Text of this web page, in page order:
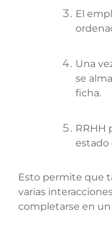
El
Una
se
ficha.
RRHH
estado
Esto permite que
varias
completarse en